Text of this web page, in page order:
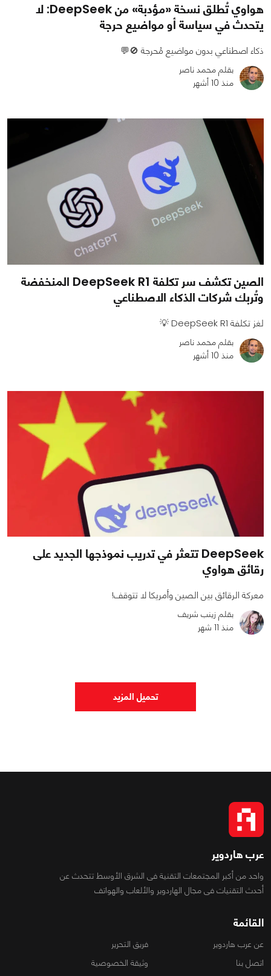
هواوي تُطلق نسخة «مؤدبة» من DeepSeek: لا
يتحدث في سياسة أو مواضيع حرجة
ذكاء اصطناعي بدون مواضيع مُحرجة 🚫💬
بقلم محمد ناصر
منذ 10 أشهر
0
الصين تكشف سر تكلفة DeepSeek R1 المنخفضة
وتُربك شركات الذكاء الاصطناعي
لغز تكلفة DeepSeek R1 💡
بقلم محمد ناصر
منذ 10 أشهر
DeepSeek تتعثر في تدريب نموذجها الجديد على
رقائق هواوي
معركة الرقائق بين الصين وأمريكا لا تتوقف!
بقلم زينب شريف
منذ 11 شهر
تحميل المزيد
عرب هاردوير
واحد من أكبر المجتمعات التقنية فى الشرق الأوسط تتحدث عن
أحدث التقنيات فى مجال الهاردوير والألعاب والهواتف
القائمة
عن عرب هاردوير
فريق التحرير
اتصل بنا
وثيقة الخصوصية